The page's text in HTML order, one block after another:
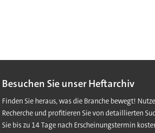
Besuchen Sie unser Heftarchiv
Finden Sie heraus, was die Branche bewegt!
Recherche und profitieren Sie von detaillierten
Sie bis zu 14 Tage nach Erscheinungstermin